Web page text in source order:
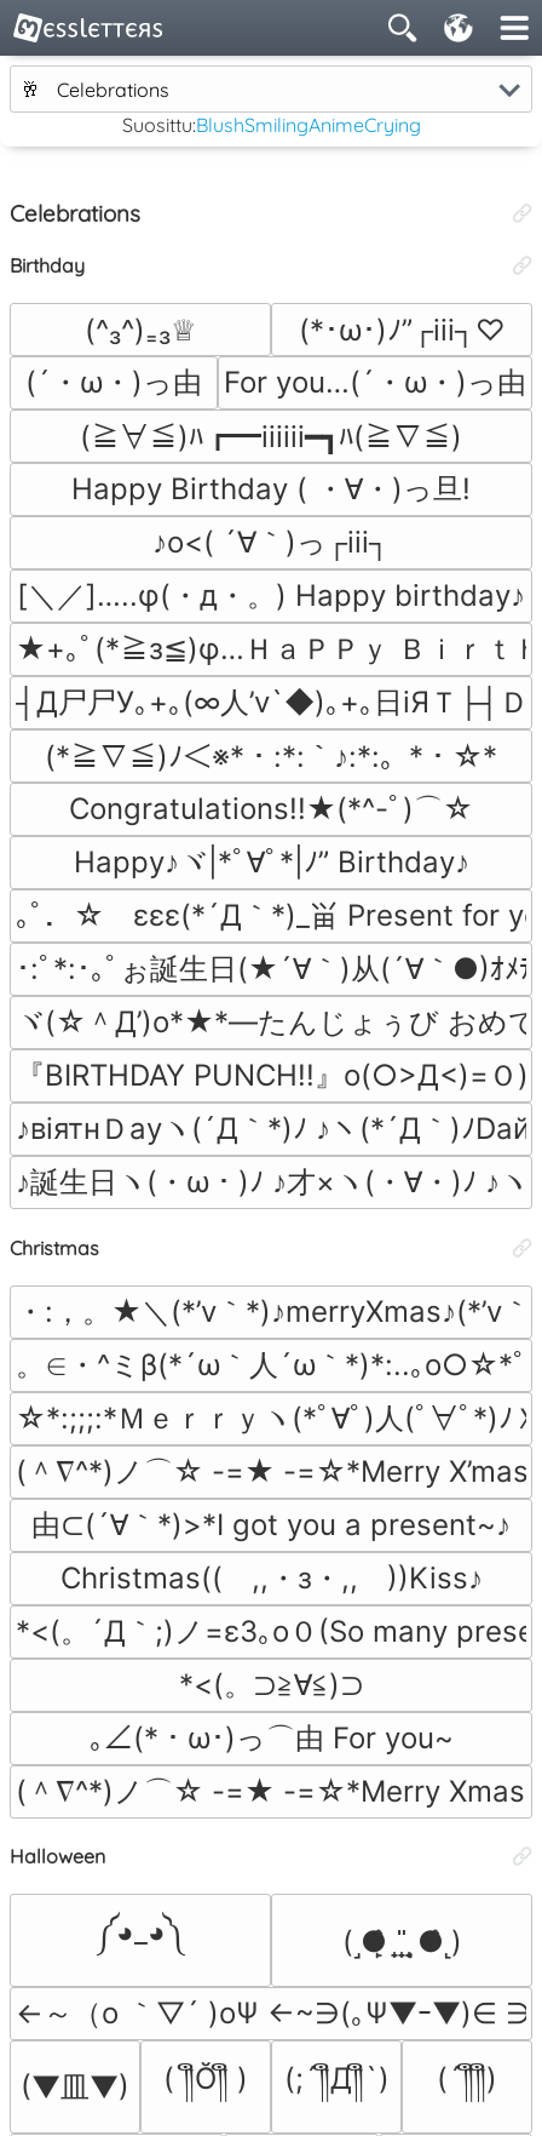
🥂
Celebrations
Suosittu:BlushSmilingAnimeCrying
Celebrations
Birthday
(^₃^)₌₃♕
(*･ω･)ﾉ”┌iii┐♡
(´・ω・)っ由
For you…(´・ω・)っ由
(≧∀≦)ﾊ┏━iiiiii━┓ﾊ(≧∇≦)
Happy Birthday ( ・∀・)っ旦!
♪o<( ´∀｀)っ┌iii┐
[＼／]…..φ(・д・。) Happy birthday♪
★+｡ﾟ(*≧з≦)φ…ＨａＰＰｙ Ｂｉｒｔ
┤Д尸尸У｡+｡(∞人’v`◆)｡+｡日iЯＴ├┤Ｄ
(*≧∇≦)ﾉ＜※*・:*:｀♪:*:。*・☆*
Congratulations!!★(*^-ﾟ)⌒☆
Happy♪ヾ|*ﾟ∀ﾟ*|ﾉ” Birthday♪
｡ﾟ．☆　εεε(*´Д｀*)_畄 Present for
･:ﾟ*:･｡ﾟぉ誕生日(★´∀｀)从(´∀｀●)ｵﾒﾃ
ヾ(☆＾Д’)o*★*―たんじょぅび おめ
『BIRTHDAY PUNCH!!』o(○>Д<)=Ｏ
♪вiятнＤауヽ(´Д｀*)ﾉ ♪ヽ(*´Д｀)ﾉ
♪誕生日ヽ(・ω・)ﾉ ♪才×ヽ(・∀・)ﾉ ♪
Christmas
・:，。★＼(*’v｀*)♪merryXmas♪(*’v
。∈・^ミβ(*´ω｀人´ω｀*)*:..｡o○☆*ﾟ
☆*:;;;:*Ｍｅｒｒｙヽ(*ﾟ∀ﾟ)人(ﾟ∀ﾟ*)ﾉ
(＾∇^*)ノ⌒☆ -=★ -=☆*Merry
由⊂(´∀｀*)>*I got you a present~♪
Christmas((　,,・з・,,　))Kiss♪
*<(。´Д｀;)ノ=ε3｡o０(So many
*<(。⊃≧∀≦)⊃
｡∠(*・ω･)っ⌒由 For you~
(＾∇^*)ノ⌒☆ -=★ -=☆*Merry
Halloween
༼◕_◕༽ (˼●̙̂ ̟ ̟̎ ̟ ̘●̂˻)
←～（o ｀▽´ )oΨ ←~∋(｡Ψ▼ｰ▼)∈
(▼皿▼) ( ༎ຶŎ༎ຶ ) (;´༎ຶД༎ຶ`) (´༎ຶ༎ຶ)